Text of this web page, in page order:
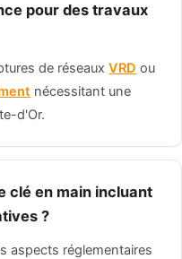
pour des travaux
de réseauxVRD ou
nécessitant une
d'Or.
clé en main incluant
?
aspects réglementaires